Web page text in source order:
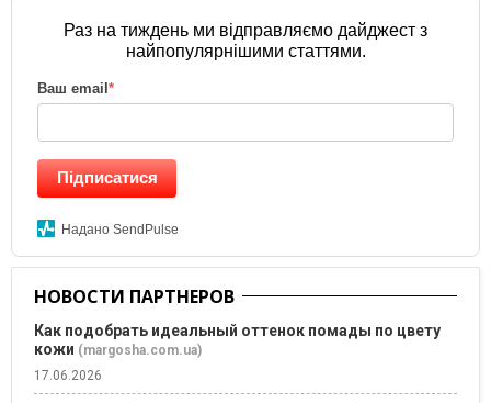
Раз на тиждень ми відправляємо дайджест з
найпопулярнішими статтями.
Ваш email*
Підписатися
Надано SendPulse
НОВОСТИ ПАРТНЕРОВ
Как подобрать идеальный оттенок помады по цвету
кожи (margosha.com.ua)
17.06.2026